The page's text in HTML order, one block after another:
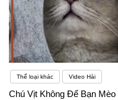
Thể loại khác Video Hài
Chú Vịt Không Để Bạn